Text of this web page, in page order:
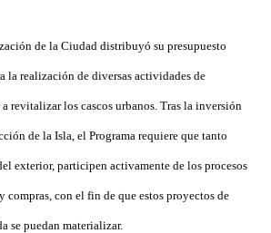
de la Ciudad distribuyó su presupuesto
la realización de diversas actividades de
revitalizar los cascos urbanos. Tras la inversión
de la Isla, el Programa requiere que tanto
exterior, participen activamente de los procesos
compras, con el fin de que estos proyectos de
se puedan materializar.